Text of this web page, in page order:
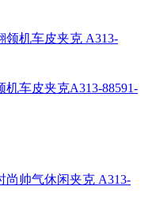
车皮夹克A313-88591-